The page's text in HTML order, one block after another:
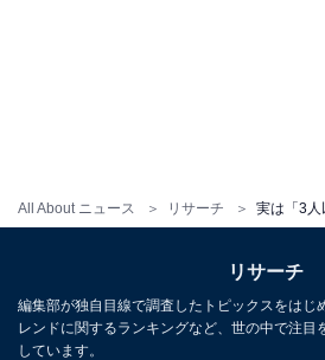
All About ニュース リサーチ
リサーチ
編集部が独自目線で調査したトピックスをはじ
レンドに関するランキングなど、世の中で注目
しています。